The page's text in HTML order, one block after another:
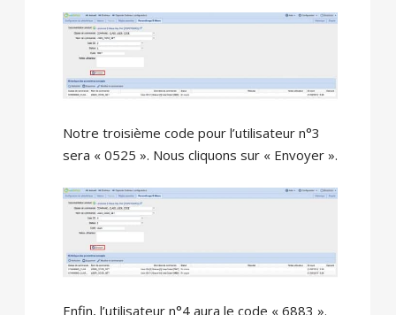
Notre troisième code pour l’utilisateur n°3
sera « 0525 ». Nous cliquons sur « Envoyer ».
Enfin, l’utilisateur n°4 aura le code « 6883 ».